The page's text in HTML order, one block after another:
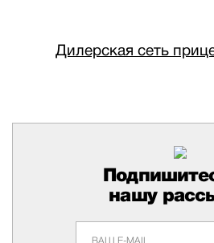
Дилерская сеть
нашу